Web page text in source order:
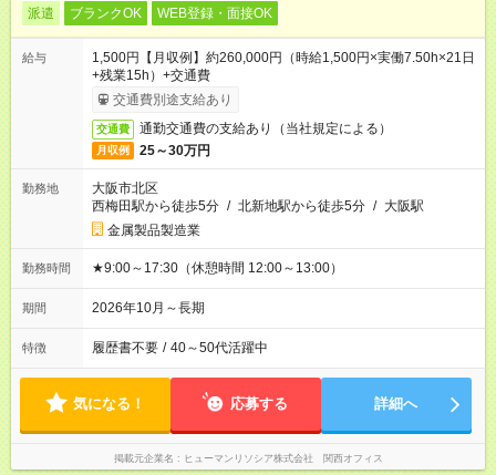
派遣 ブランクOK WEB登録・面接OK
給与
1,500円【月収例】約260,000円（時給1,500円×実働7.50h×21日
+残業15h）+交通費
交通費別途支給あり
交通費 通勤交通費の支給あり（当社規定による）
月収例 25～30万円
勤務地
大阪市北区
西梅田駅から徒歩5分 / 北新地駅から徒歩5分 / 大阪駅
金属製品製造業
勤務時間 ★9:00～17:30（休憩時間 12:00～13:00）
期間 2026年10月～長期
特徴 履歴書不要 / 40～50代活躍中
気になる！ 応募する 詳細へ
掲載元企業名 ヒューマンリソシア株式会社 関西オフィス